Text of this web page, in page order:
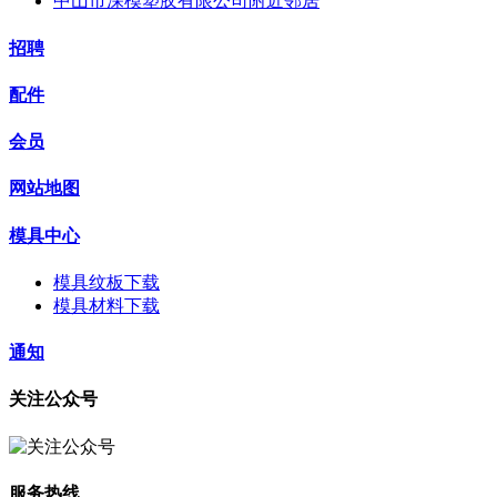
招聘
配件
会员
网站地图
模具中心
模具纹板下载
模具材料下载
通知
关注公众号
服务热线